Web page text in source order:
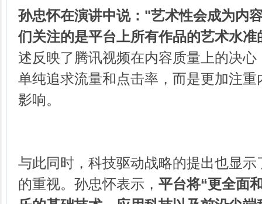
孙忠怀在演讲中说："艺术性会成为内
们关注的是平台上所有作品的艺术水
述反映了腾讯视频在内容质量上的决
单纯追求流量和点击率，而是更加注
影响。
与此同时，科技驱动战略的提出也显
的重视。孙忠怀表示， 平台将“更全面